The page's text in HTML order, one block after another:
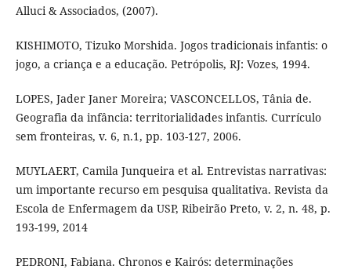
Alluci & Associados, (2007).
KISHIMOTO, Tizuko Morshida. Jogos tradicionais infantis: o
jogo, a criança e a educação. Petrópolis, RJ: Vozes, 1994.
LOPES, Jader Janer Moreira; VASCONCELLOS, Tânia de.
Geografia da infância: territorialidades infantis. Currículo
sem fronteiras, v. 6, n.1, pp. 103-127, 2006.
MUYLAERT, Camila Junqueira et al. Entrevistas narrativas:
um importante recurso em pesquisa qualitativa. Revista da
Escola de Enfermagem da USP, Ribeirão Preto, v. 2, n. 48, p.
193-199, 2014
PEDRONI, Fabiana. Chronos e Kairós: determinações